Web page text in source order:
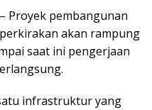
Proyek pembangunan
akan rampung
saat ini pengerjaan
infrastruktur yang